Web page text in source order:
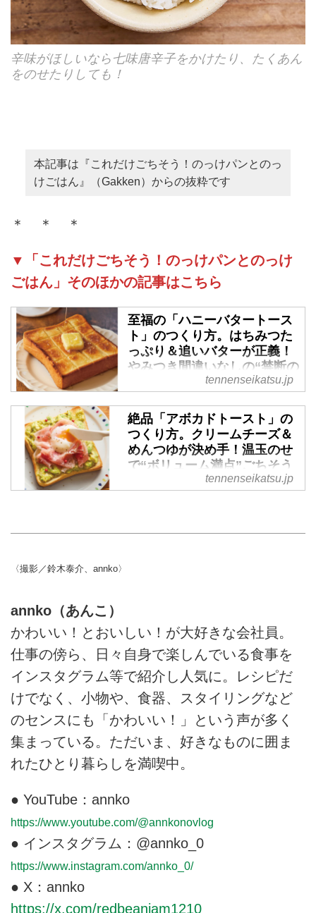
辛味がほしいなら七味唐辛子をかけたり、たくあん
をのせたりしても！
本記事は『これだけごちそう！のっけパンとのっ
けごはん』（Gakken）からの抜粋です
＊ ＊ ＊
▼「これだけごちそう！のっけパンとのっけ
ごはん」そのほかの記事はこちら
至福の「ハニーバタートース
ト」のつくり方。はちみつた
っぷり＆追いバターが正義！
やみつき間違いなしの“禁断の
おいしさ”／annkoさん - 天然
SNSで投稿する日々のごはんが人
気のannkoさん。annkoさんが提
案する「のっけパン」は、食パン
に、好きな具材をのっけて焼くだ
けで、かわいくておいしいパンが
タートースト」のつくり方をご紹
tennenseikatsu.jp
絶品「アボカドトースト」の
つくり方。クリームチーズ＆
めんつゆが決め手！温玉のせ
で“ボリューム満点”ごちそう
パン／annkoさん - 天然生活
気のannkoさん。annkoさんが提
ト」のつくり方をご紹介します。
（『これだけごちそう！のっけパ
ンとのっけごはん』より）
tennenseikatsu.jp
〈撮影／鈴木泰介、annko〉
annko（あんこ）
かわいい！とおいしい！が大好きな会社員。
仕事の傍ら、日々自身で楽しんでいる食事を
インスタグラム等で紹介し人気に。レシピだ
けでなく、小物や、食器、スタイリングなど
のセンスにも「かわいい！」という声が多く
集まっている。ただいま、好きなものに囲ま
れたひとり暮らしを満喫中。
● YouTube：annko
https://www.youtube.com/@annkonovlog
● インスタグラム：@annko_0
https://www.instagram.com/annko_0/
● X：annko
https://x.com/redbeanjam1210